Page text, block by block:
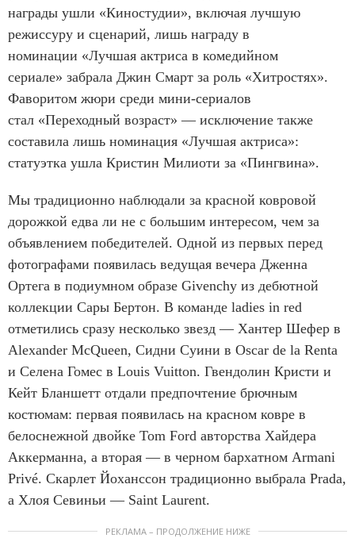
награды ушли «Киностудии», включая лучшую
режиссуру и сценарий, лишь награду в
номинации «Лучшая актриса в комедийном
сериале» забрала Джин Смарт за роль «Хитростях».
Фаворитом жюри среди мини-сериалов
стал «Переходный возраст» — исключение также
составила лишь номинация «Лучшая актриса»:
статуэтка ушла Кристин Милиоти за «Пингвина».
Мы традиционно наблюдали за красной ковровой
дорожкой едва ли не с большим интересом, чем за
объявлением победителей. Одной из первых перед
фотографами появилась ведущая вечера Дженна
Ортега в подиумном образе Givenchy из дебютной
коллекции Сары Бертон. В команде ladies in red
отметились сразу несколько звезд — Хантер Шефер в
Alexander McQueen, Сидни Суини в Oscar de la Renta
и Селена Гомес в Louis Vuitton. Гвендолин Кристи и
Кейт Бланшетт отдали предпочтение брючным
костюмам: первая появилась на красном ковре в
белоснежной двойке Tom Ford авторства Хайдера
Аккерманна, а вторая — в черном бархатном Armani
Privé. Скарлет Йоханссон традиционно выбрала Prada,
а Хлоя Севиньи — Saint Laurent.
РЕКЛАМА – ПРОДОЛЖЕНИЕ НИЖЕ